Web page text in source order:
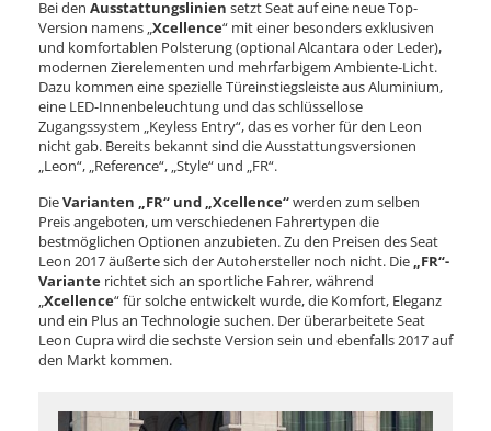
Bei den Ausstattungslinien setzt Seat auf eine neue Top-
Version namens „Xcellence“ mit einer besonders exklusiven
und komfortablen Polsterung (optional Alcantara oder Leder),
modernen Zierelementen und mehrfarbigem Ambiente-Licht.
Dazu kommen eine spezielle Türeinstiegsleiste aus Aluminium,
eine LED-Innenbeleuchtung und das schlüssellose
Zugangssystem „Keyless Entry“, das es vorher für den Leon
nicht gab. Bereits bekannt sind die Ausstattungsversionen
„Leon“, „Reference“, „Style“ und „FR“.
DieVarianten „FR“ und „Xcellence“werden zum selben
Preis angeboten, um verschiedenen Fahrertypen die
bestmöglichen Optionen anzubieten. Zu den Preisen des Seat
Leon 2017 äußerte sich der Autohersteller noch nicht. Die „FR“-
Variante richtet sich an sportliche Fahrer, während
„Xcellence“ für solche entwickelt wurde, die Komfort, Eleganz
und ein Plus an Technologie suchen. Der überarbeitete Seat
Leon Cupra wird die sechste Version sein und ebenfalls 2017 auf
den Markt kommen.